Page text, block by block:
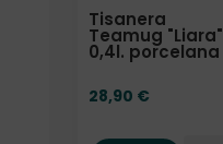
Tisanera
Teamug "Liara"
0,4l. porcelana
28,90 €